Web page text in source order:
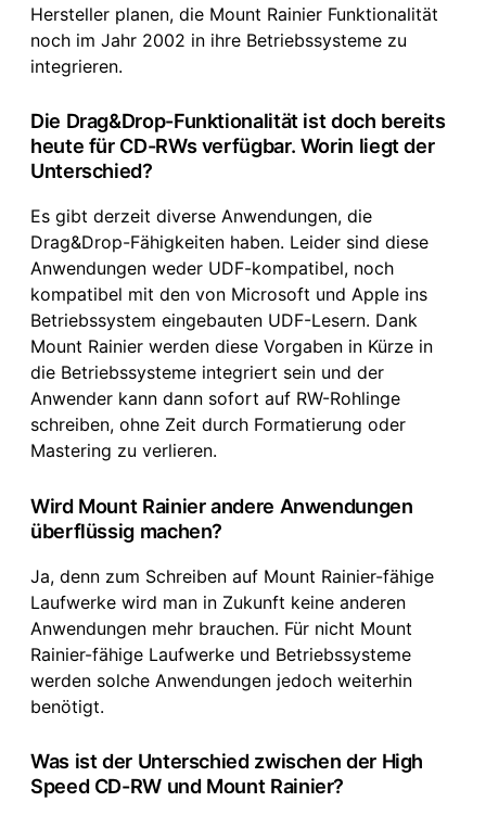
Hersteller planen, die Mount Rainier Funktionalität
noch im Jahr 2002 in ihre Betriebssysteme zu
integrieren.
Die Drag&Drop-Funktionalität ist doch bereits
heute für CD-RWs verfügbar. Worin liegt der
Unterschied?
Es gibt derzeit diverse Anwendungen, die
Drag&Drop-Fähigkeiten haben. Leider sind diese
Anwendungen weder UDF-kompatibel, noch
kompatibel mit den von Microsoft und Apple ins
Betriebssystem eingebauten UDF-Lesern. Dank
Mount Rainier werden diese Vorgaben in Kürze in
die Betriebssysteme integriert sein und der
Anwender kann dann sofort auf RW-Rohlinge
schreiben, ohne Zeit durch Formatierung oder
Mastering zu verlieren.
Wird Mount Rainier andere Anwendungen
überflüssig machen?
Ja, denn zum Schreiben auf Mount Rainier-fähige
Laufwerke wird man in Zukunft keine anderen
Anwendungen mehr brauchen. Für nicht Mount
Rainier-fähige Laufwerke und Betriebssysteme
werden solche Anwendungen jedoch weiterhin
benötigt.
Was ist der Unterschied zwischen der High
Speed CD-RW und Mount Rainier?